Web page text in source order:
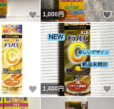
いいね！
1,000円
いいね！
1,400 円